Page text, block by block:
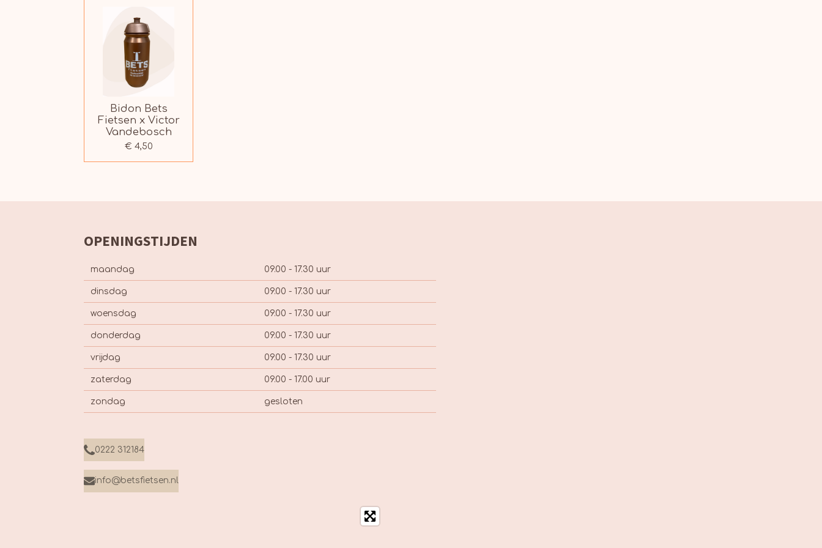
Bidon Bets
Fietsen x Victor
Vandebosch
€ 4,50
OPENINGSTIJDEN
maandag 09.00 - 17.30 uur
dinsdag 09.00 - 17.30 uur
woensdag 09.00 - 17.30 uur
donderdag 09.00 - 17.30 uur
vrijdag 09.00 - 17.30 uur
zaterdag 09.00 - 17.00 uur
zondag gesloten
0222 312184
info@betsfietsen.nl